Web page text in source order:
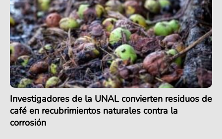
Investigadores de la UNAL convierten residuos de
café en recubrimientos naturales contra la
corrosión